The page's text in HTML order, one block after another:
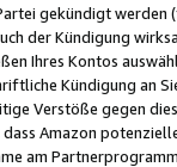
gekündigt
der Kündigung
Ihres Kontos
Kündigung an
Verstöße gegen
Amazon
am